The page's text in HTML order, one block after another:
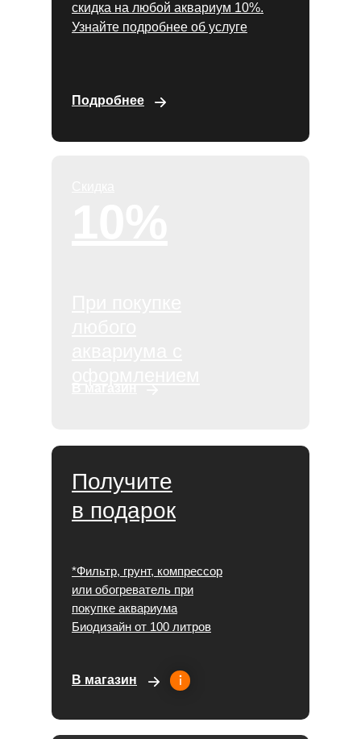
Получите
в подарок
В магазин
*Фильтр, грунт, компрессор
или обогреватель при
покупке аквариума
Биодизайн от 100 литров
скидка на любой аквариум 10%.
Узнайте подробнее об услуге
Подробнее